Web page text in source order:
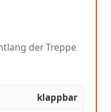
der Treppe
klappbar